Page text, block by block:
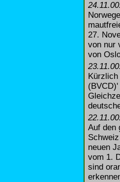
27.
von nur
von
Auf den
neuen
vom 1.
sind